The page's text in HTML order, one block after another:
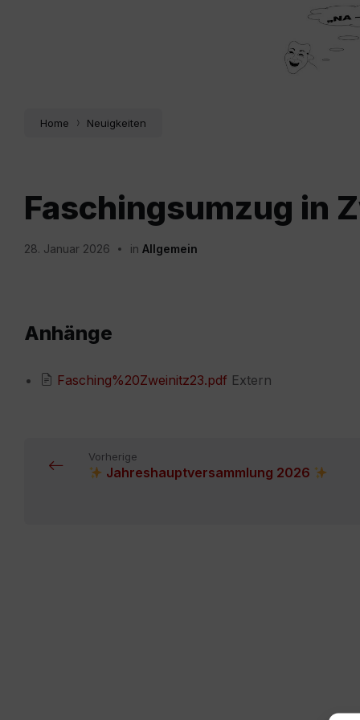
Home Neuigkeiten
Faschingsumzug in
28. Januar 2026 in Allgemein
Anhänge
Fasching%20Zweinitz23.pdf Extern
Vorherige
Jahreshauptversammlung 2026